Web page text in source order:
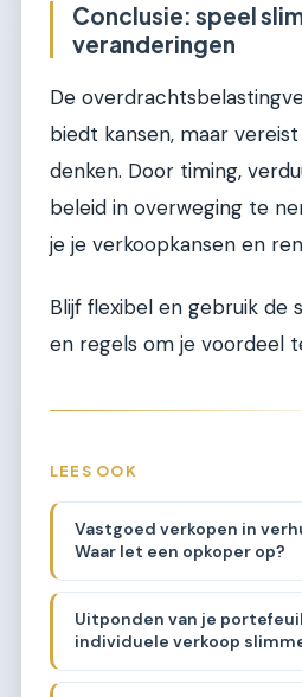
Conclusie: speel
veranderingen
De
biedt kansen, maar
denken. Door timing,
beleid in overweging te
je je verkoopkansen en
Blijf flexibel en gebruik de
en regels om je voordeel
LEES OOK
Vastgoed verkopen in
Waar let een opkoper op?
Uitponden van je
individuele verkoop